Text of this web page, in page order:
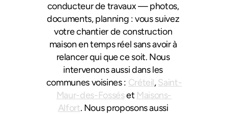
conducteur de travaux — photos,
documents, planning : vous suivez
votre chantier de construction
maison en temps réel sans avoir à
relancer qui que ce soit. Nous
intervenons aussi dans les
communes voisines : Créteil, Saint-
Maur-des-Fossés et Maisons-
Alfort. Nous proposons aussi